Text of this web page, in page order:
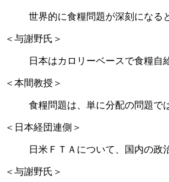
世界的に食糧問題が深刻になる
＜与謝野氏＞
日本はカロリーベースで食糧自
＜本間教授＞
食糧問題は、単に分配の問題で
＜日本経団連側＞
日米ＦＴＡについて、国内の政
＜与謝野氏＞